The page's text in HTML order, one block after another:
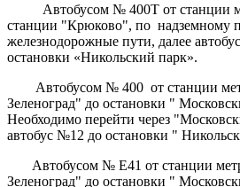
Автобусом № 400Т от станции
станции "Крюково", по надземному
железнодорожные пути, далее
остановки «Никольский парк».
Автобусом № 400 от станции
Зеленоград" до остановки "
Необходимо перейти через
автобус №12 до остановки "
Автобусом № Е41 от станции
Зеленоград" до остановки "